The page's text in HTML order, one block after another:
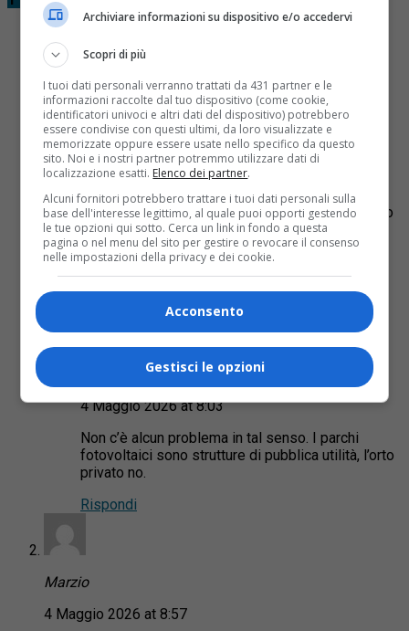
Luisella Bidese
3 Maggio 2026 at 23:18
mi permetto di segnalare che nelle nostre bellissime
zone adiacenti alla Baraggia, pare che saranno
espropriati 700000 mq di terreni agricoli per installare
un parco fotovoltaico da multinazionali che non portano
reddito al nostro stato, ma che usufruiscono di
finanziamenti europei, in questo non c’è niente da
obiettare???
Rispondi
Giovanni Sella
4 Maggio 2026 at 8:03
Non c’è alcun problema in tal senso. I parchi
fotovoltaici sono strutture di pubblica utilità, l’orto
privato no.
Rispondi
Marzio
4 Maggio 2026 at 8:57
Archiviare informazioni su dispositivo e/o accedervi
Scopri di più
I tuoi dati personali verranno trattati da 431 partner e le
informazioni raccolte dal tuo dispositivo (come cookie,
identificatori univoci e altri dati del dispositivo) potrebbero
essere condivise con questi ultimi, da loro visualizzate e
memorizzate oppure essere usate nello specifico da questo
sito. Noi e i nostri partner potremmo utilizzare dati di
localizzazione esatti. Elenco dei partner.
Alcuni fornitori potrebbero trattare i tuoi dati personali sulla
base dell'interesse legittimo, al quale puoi opporti gestendo
le tue opzioni qui sotto. Cerca un link in fondo a questa
pagina o nel menu del sito per gestire o revocare il consenso
nelle impostazioni della privacy e dei cookie.
Acconsento
Gestisci le opzioni